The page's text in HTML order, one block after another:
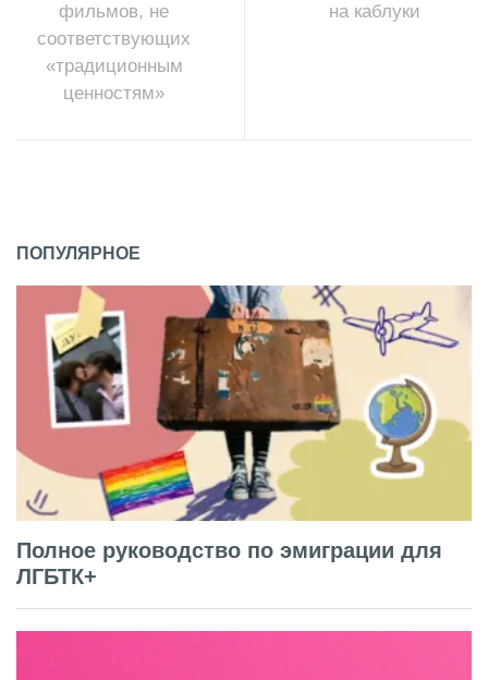
фильмов, не
соответствующих
«традиционным
ценностям»
на каблуки
ПОПУЛЯРНОЕ
Полное руководство по эмиграции для
ЛГБТК+